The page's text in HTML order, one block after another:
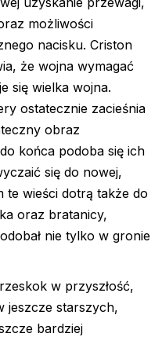
możliwości
nacisku. Criston
że wojna wymagać
się wielka wojna.
ostatecznie zacieśnia
obraz
końca podoba się ich
się do nowej,
te wieści dotrą także do
oraz bratanicy,
nie tylko w gronie
w przyszłość,
jeszcze starszych,
bardziej